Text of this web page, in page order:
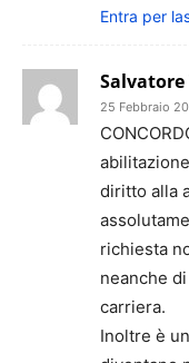
Entra per
25 Febbraio
diritto alla
richiesta
neanche
carriera.
Inoltre è